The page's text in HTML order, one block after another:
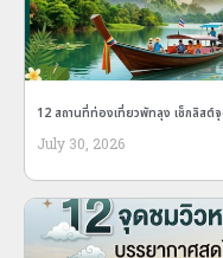
12 สถานที่ท่องเที่ยวพัทลุง เช็กลิส
July 30, 2026